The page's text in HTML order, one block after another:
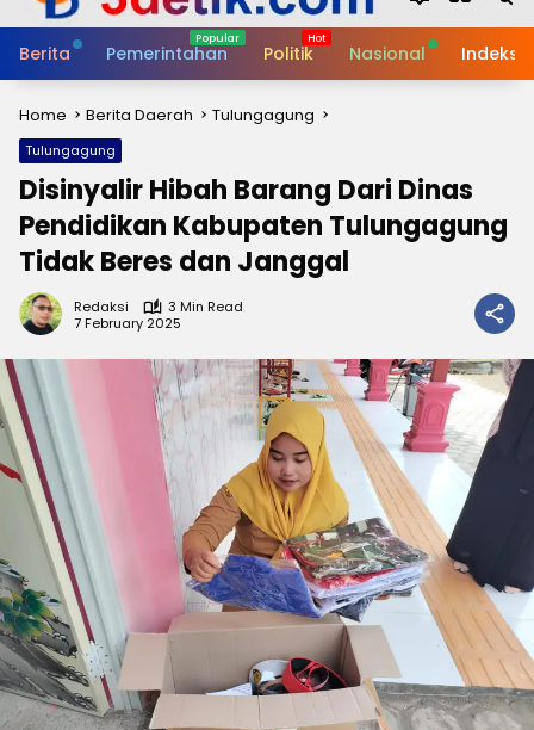
Berita Pemerintahan Politik Nasional Indeks
Home Berita Daerah Tulungagung
Tulungagung
Disinyalir Hibah Barang Dari Dinas
Pendidikan Kabupaten Tulungagung
Tidak Beres dan Janggal
Redaksi
3 Min Read
7 February 2025